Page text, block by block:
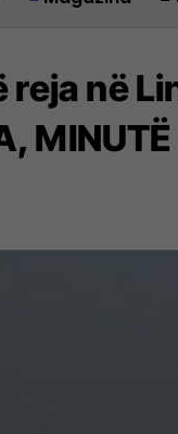
reja në
MINUTË